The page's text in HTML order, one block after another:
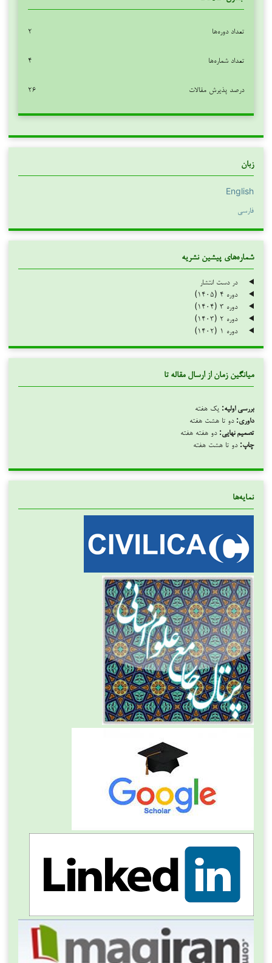
تعداد دوره‌ها ۲
تعداد شماره‌ها ۴
درصد پذیرش مقالات ۲۶
زبان
English
فارسی
شماره‌های پیشین نشریه
در دست انتشار
دوره ۴ (۱۴۰۵)
دوره ۳ (۱۴۰۴)
دوره ۲ (۱۴۰۳)
دوره ۱ (۱۴۰۲)
میانگین زمان از ارسال مقاله تا
بررسی اولیه: یک هفته
داوری: دو تا هشت هفته
تصمیم نهایی: دو هفته هفته
چاپ: دو تا هشت هفته
نمایه‌ها